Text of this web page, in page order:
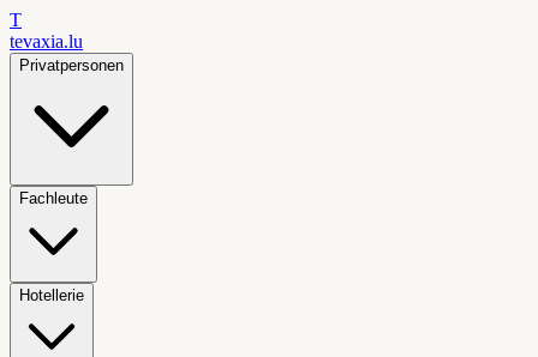
T
tevaxia.lu
Privatpersonen
Fachleute
Hotellerie